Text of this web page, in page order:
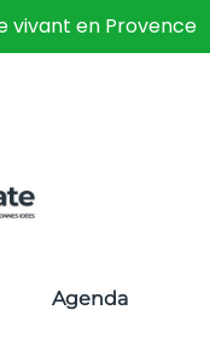
vivant en Provence
Agenda